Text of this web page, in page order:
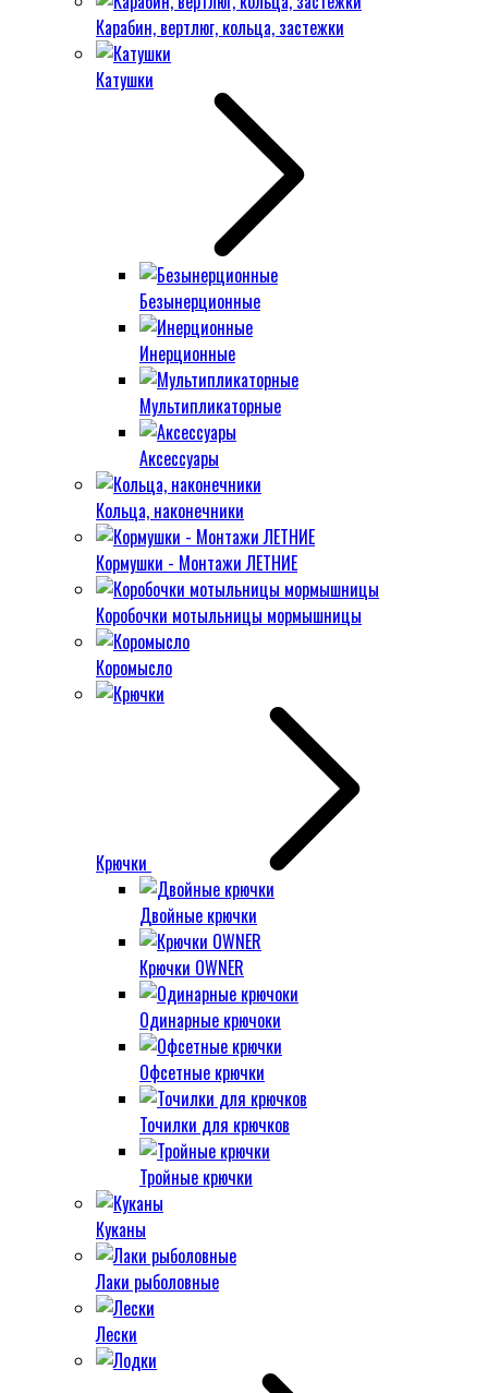
Карабин, вертлюг, кольца, застежки
Катушки
Безынерционные
Инерционные
Мультипликаторные
Аксессуары
Кольца, наконечники
Кормушки - Монтажи ЛЕТНИЕ
Коробочки мотыльницы мормышницы
Коромысло
Крючки
Двойные крючки
Крючки OWNER
Одинарные крючоки
Офсетные крючки
Точилки для крючков
Тройные крючки
Куканы
Лаки рыболовные
Лески